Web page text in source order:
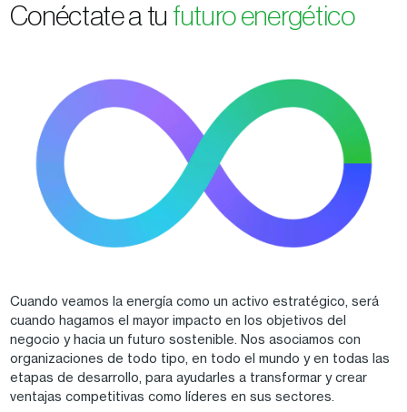
Conéctate a tu futuro energético
Cuando veamos la energía como un activo estratégico, será
cuando hagamos el mayor impacto en los objetivos del
negocio y hacia un futuro sostenible. Nos asociamos con
organizaciones de todo tipo, en todo el mundo y en todas las
etapas de desarrollo, para ayudarles a transformar y crear
ventajas competitivas como líderes en sus sectores.